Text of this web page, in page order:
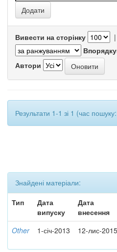
Вивести на сторінку |
Автори
Результати 1-1 зі 1 (час
Знайдені матеріали:
Тип
Дата
випуску
Дата
внесення
Other 1-січ-2013 12-лис-2015